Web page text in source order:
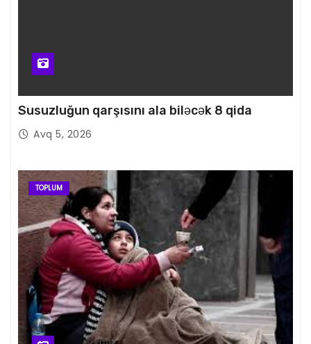
Susuzluğun qarşısını ala biləcək 8 qida
Avq 5, 2026
TOPLUM